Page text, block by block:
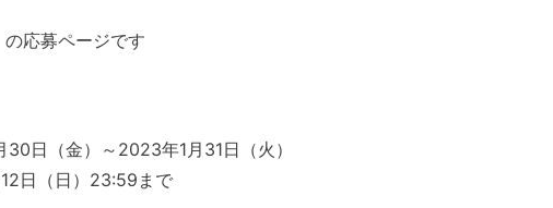
応募ページです
日（金）～2023年1月31日（火）
）23:59まで